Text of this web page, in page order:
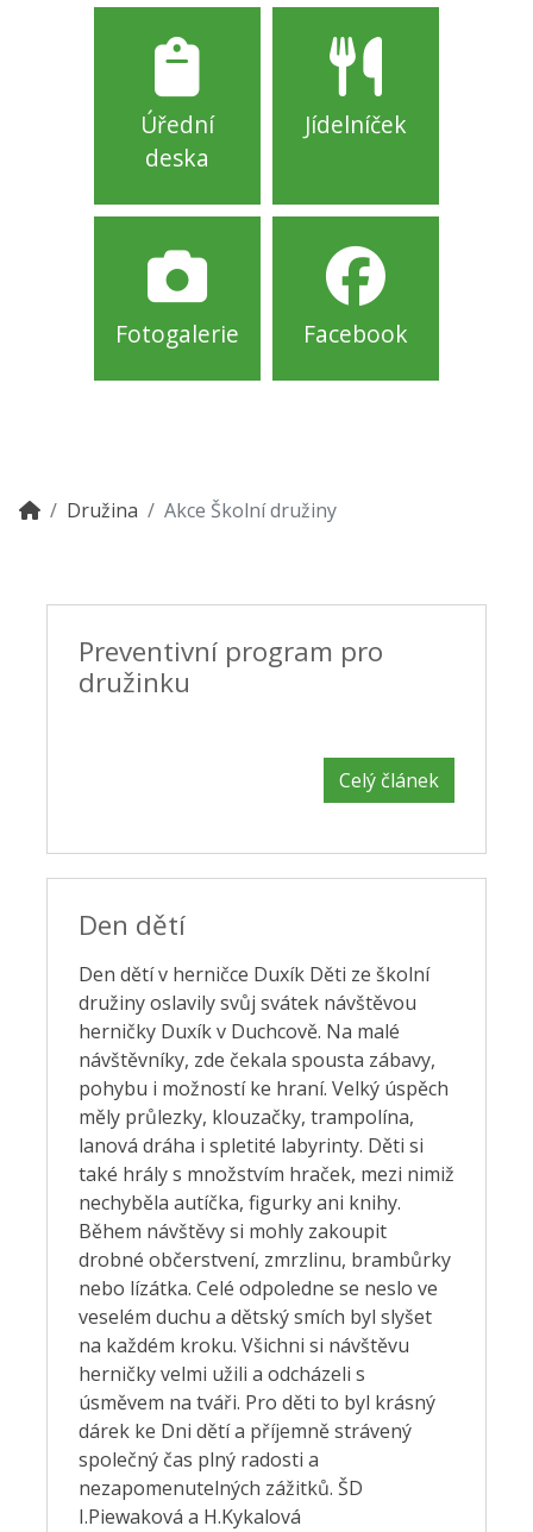
Úřední
deska
Jídelníček
Fotogalerie Facebook
Družina Akce Školní družiny
Preventivní program pro
družinku
Celý článek
Den dětí
Den dětí v herničce Duxík Děti ze školní
družiny oslavily svůj svátek návštěvou
herničky Duxík v Duchcově. Na malé
návštěvníky, zde čekala spousta zábavy,
pohybu i možností ke hraní. Velký úspěch
měly průlezky, klouzačky, trampolína,
lanová dráha i spletité labyrinty. Děti si
také hrály s množstvím hraček, mezi nimiž
nechyběla autíčka, figurky ani knihy.
Během návštěvy si mohly zakoupit
drobné občerstvení, zmrzlinu, brambůrky
nebo lízátka. Celé odpoledne se neslo ve
veselém duchu a dětský smích byl slyšet
na každém kroku. Všichni si návštěvu
herničky velmi užili a odcházeli s
úsměvem na tváři. Pro děti to byl krásný
dárek ke Dni dětí a příjemně strávený
společný čas plný radosti a
nezapomenutelných zážitků. ŠD
I.Piewaková a H.Kykalová